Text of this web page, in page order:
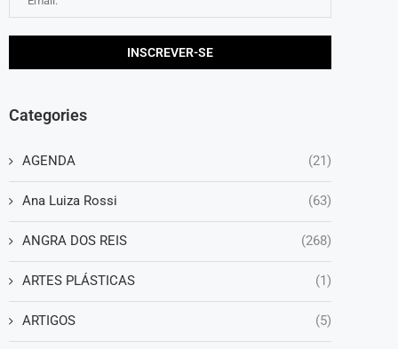
Categories
AGENDA (21)
Ana Luiza Rossi (63)
ANGRA DOS REIS (268)
ARTES PLÁSTICAS (1)
ARTIGOS (5)